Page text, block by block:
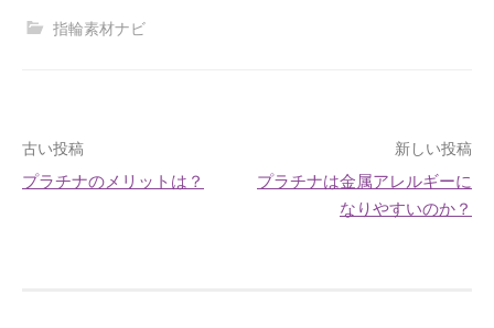
指輪素材ナビ
投
稿
古い投稿
プラチナのメリットは？
新しい投稿
プラチナは金属アレルギーに
なりやすいのか？